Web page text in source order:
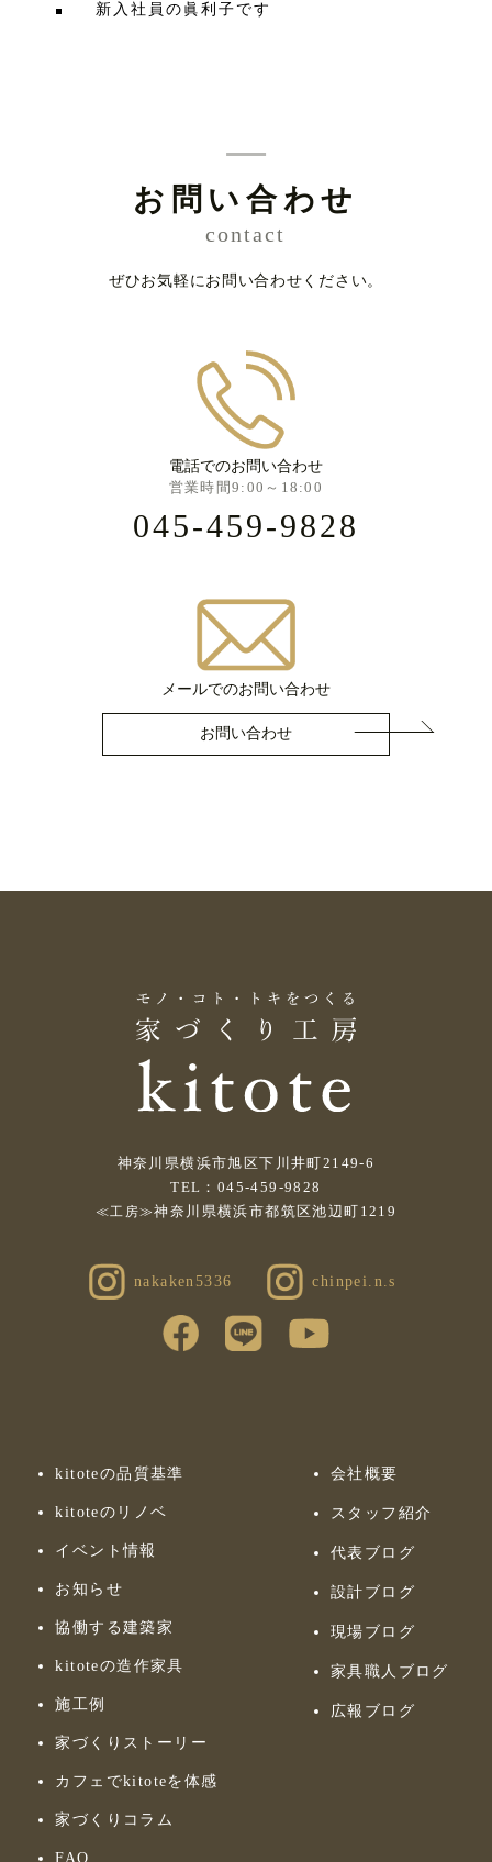
新入社員の眞利子です
お問い合わせ
contact
ぜひお気軽にお問い合わせください。
電話でのお問い合わせ
営業時間9:00～18:00
045-459-9828
メールでのお問い合わせ
お問い合わせ
神奈川県横浜市旭区下川井町2149-6
TEL：045-459-9828
≪工房≫神奈川県横浜市都筑区池辺町1219
nakaken5336 chinpei.n.s
kitoteの品質基準
kitoteのリノベ
イベント情報
お知らせ
協働する建築家
kitoteの造作家具
施工例
家づくりストーリー
カフェでkitoteを体感
家づくりコラム
FAQ
会社概要
スタッフ紹介
代表ブログ
設計ブログ
現場ブログ
家具職人ブログ
広報ブログ